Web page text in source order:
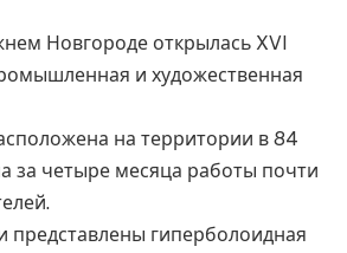
Новгороде открылась XVI
и художественная
на территории в 84
за четыре месяца работы почти
представлены гиперболоидная